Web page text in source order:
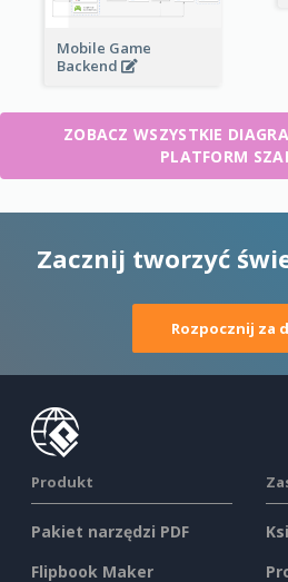
Mobile Game
Backend
ZOBACZ WSZYSTKIE
PLATFORM
Zacznij tworzyć
Rozpocznij za
Produkt
Pakiet narzędzi PDF
Flipbook Maker